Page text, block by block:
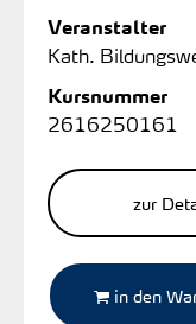
Veranstalter
Kath.
Kursnummer
2616250161
zur
in den